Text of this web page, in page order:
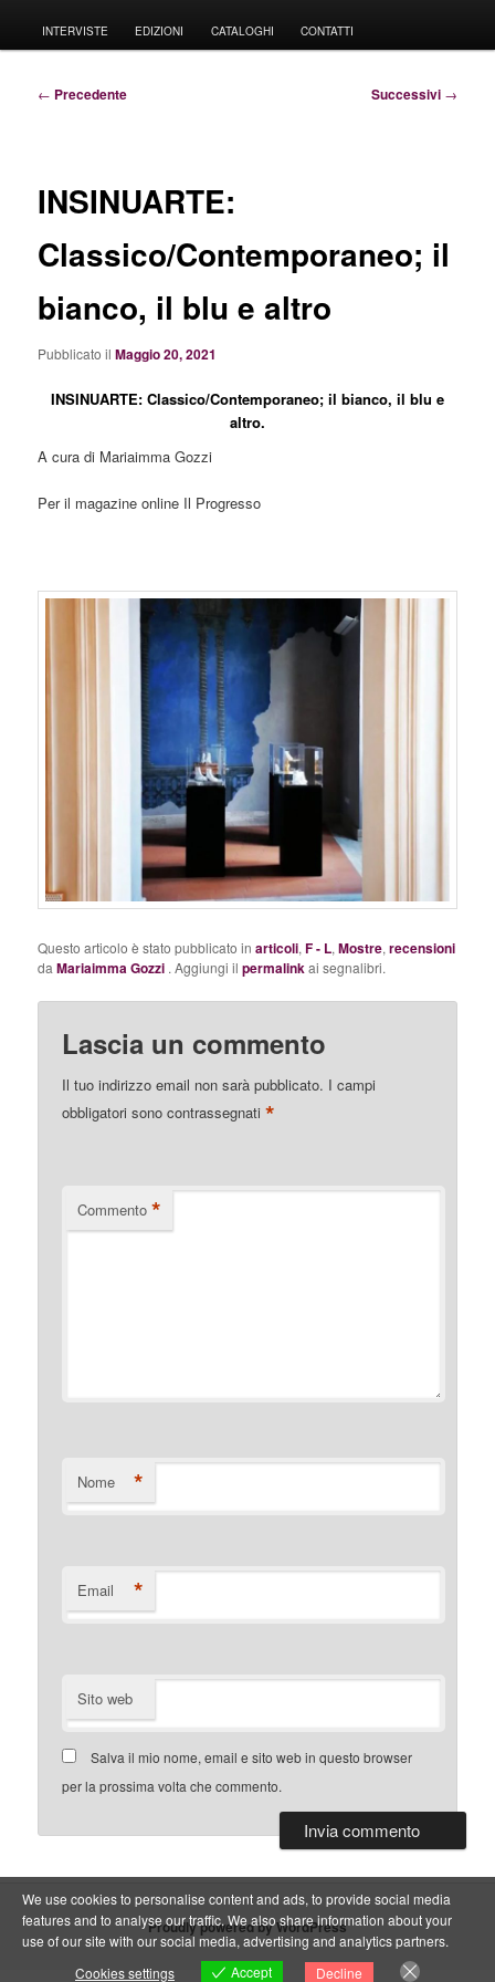
INTERVISTE EDIZIONI CATALOGHI CONTATTI
Navigazione
← Precedente Successivi →
INSINUARTE:
Classico/Contemporaneo; il
bianco, il blu e altro
Pubblicato ilMaggio 20, 2021
INSINUARTE: Classico/Contemporaneo; il bianco, il blu e
altro.
A cura di Mariaimma Gozzi
Per il magazine online Il Progresso
Questo articolo è stato pubblicato inarticoli,F - L,Mostre,recensioni
daMariaimma Gozzi . Aggiungi ilpermalinkai segnalibri.
Lascia un commento
Il tuo indirizzo email non sarà pubblicato. I campi
obbligatori sono contrassegnati*
Commento *
Nome *
Email *
Sito web
Salva il mio nome, email e sito web in questo browser
per la prossima volta che commento.
Proudly powered by WordPress
We use cookies to personalise content and ads, to provide social media
features and to analyse our traffic. We also share information about your
use of our site with our social media, advertising and analytics partners.
Cookies settings
Accept Decline